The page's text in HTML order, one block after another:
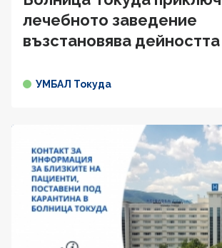
лечебното заведение
възстановява
УМБАЛ Токуда